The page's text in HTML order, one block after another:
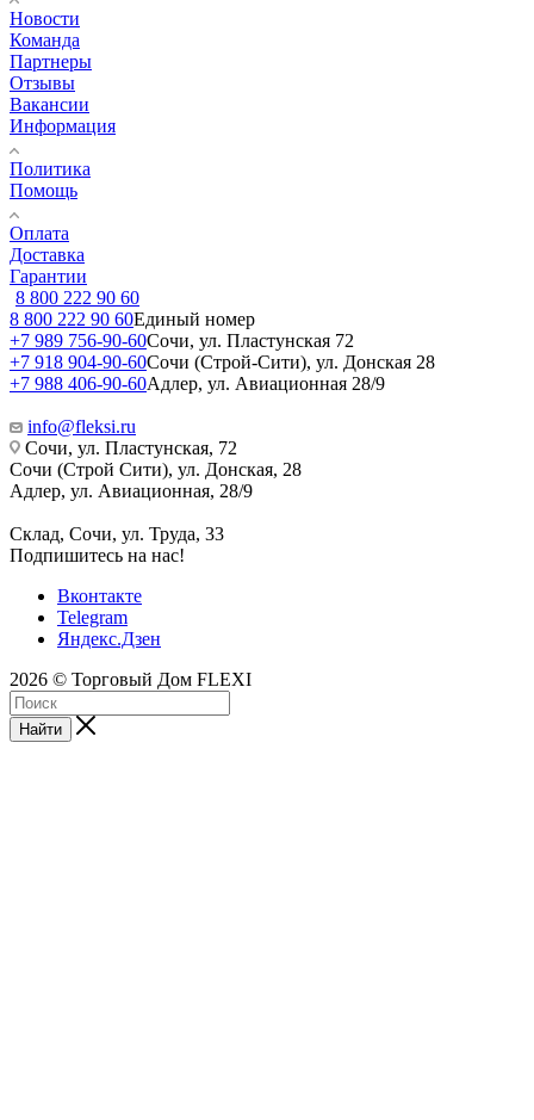
Новости
Команда
Партнеры
Отзывы
Вакансии
Информация
Политика
Помощь
Оплата
Доставка
Гарантии
8 800 222 90 60
8 800 222 90 60Единый номер
+7 989 756-90-60Сочи, ул. Пластунская 72
+7 918 904-90-60Сочи (Строй-Сити), ул. Донская 28
+7 988 406-90-60Адлер, ул. Авиационная 28/9
info@fleksi.ru
Сочи, ул. Пластунская, 72
Сочи (Строй Сити), ул. Донская, 28
Адлер, ул. Авиационная, 28/9
Склад, Сочи, ул. Труда, 33
Подпишитесь на нас!
Вконтакте
Telegram
Яндекс.Дзен
2026 © Торговый Дом FLEXI
Найти